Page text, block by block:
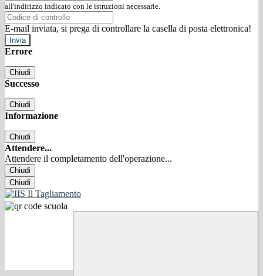
all'indirizzo indicato con le istruzioni necessarie.
E-mail inviata, si prega di controllare la casella di posta elettronica!
Errore
Chiudi
Successo
Chiudi
Informazione
Chiudi
Attendere...
Attendere il completamento dell'operazione...
Chiudi
Chiudi